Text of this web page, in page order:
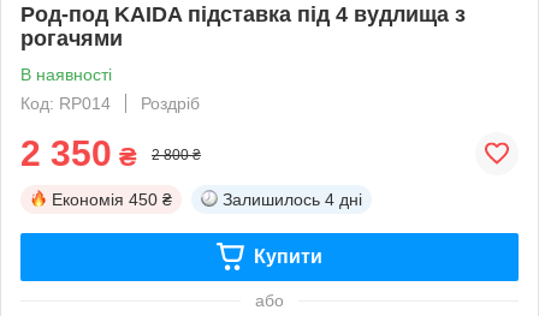
Род-под KAIDA підставка під 4 вудлища з
рогачями
В наявності
Код: RP014
Роздріб
2 350 ₴ 2 800 ₴
Економія 450 ₴ Залишилось 4 дні
Купити
або